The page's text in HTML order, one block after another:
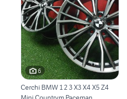
6
Cerchi BMW 1 2 3 X3 X4 X5 Z4